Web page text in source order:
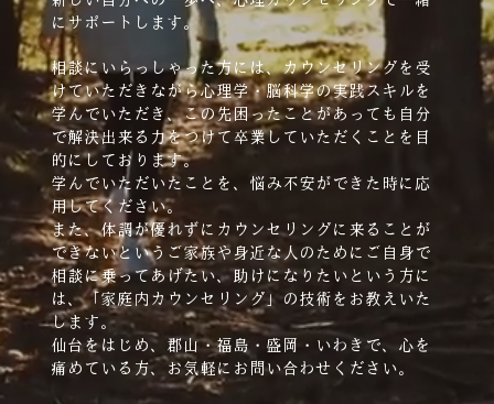
にサポートします。
相談にいらっしゃった方には、カウンセリングを受
けていただきながら心理学・脳科学の実践スキルを
学んでいただき、この先困ったことがあっても自分
で解決出来る力をつけて卒業していただくことを目
的にしております。
学んでいただいたことを、悩み不安ができた時に応
用してください。
また、体調が優れずにカウンセリングに来ることが
できないというご家族や身近な人のためにご自身で
相談に乗ってあげたい、助けになりたいという方に
は、「家庭内カウンセリング」の技術をお教えいた
します。
仙台をはじめ、郡山・福島・盛岡・いわきで、心を
痛めている方、お気軽にお問い合わせください。